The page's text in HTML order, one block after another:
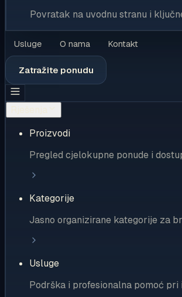
Povratak na uvodnu stranu i
Usluge O nama Kontakt
Zatražite ponudu
Proizvodi
Pregled cjelokupne ponude i
Kategorije
Jasno organizirane kategorije za
Usluge
Podrška i profesionalna pomoć pri